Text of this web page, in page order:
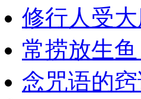
修行人受
常捞放生
念咒语的